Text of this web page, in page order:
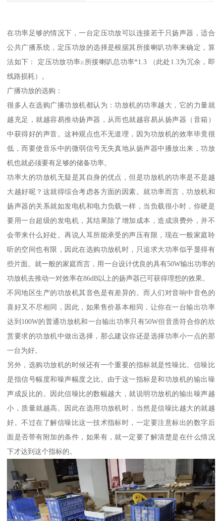
在功率足够的情况下，一台定压功放可以连接若干只扬声器，适合
公共广播系统，定压功放的选择是根据其所接喇叭功率来确定，算
法如下： 定压功放功率≥所接喇叭总功率*1.3 （此处1.3为冗余，即
线路损耗）。
广播功放的选购：
很多人在选购广播功放机都认为：功放机的功率越大，它的力量就
越充足，就越容易推动扬声器，从而也就越容易从扬声器（音箱）
中获得好的声音。这种观点也不无道理，因为功放机的效率毕竟很
低，而要使音乐中的微弱信号无失真地从扬声器中播放出来，功放
机也就必须要有足够的储备功率。
功率大的功放机无疑是其自身的优点，但是功放机的功率是不是越
大越好呢？这就得综合考虑各方面的因素。就功率而言，功放机和
扬声器的关系就如发电机和电力负载一样，当负载很小时，你硬是
要用一台超级的发电机，其结果除了增加成本，造成浪费外，并不
会带来什么好处。再说人耳所能承受的声压有限，现在一般家庭聆
听的空间也有限，因此在选购功放机时，只追求大功率似乎显得有
些片面。就一般的家庭而言，用一台设计优良的具有50W输出功率的
功放机去推动一对效率在86dB以上的扬声器已可获得理想的效果。
不同地区生产的功放机其音色是有差异的。而人们对音响中音色的
喜好又不尽相同，因此，如果售价基本相同，让你在一台输出功率
达到100W的普通功放机和一台输出功率只有50W但音质符合你的欣
赏要求的功放机中做出选择，那么建议你还是选择功率小一点的那
一台为好。
另外，选购功放机的时候还有一个重要的指标就是性噪比。信噪比
是指信号幅度和噪声幅度之比。由于这一指标是和功放机的输出噪
声成反比的。因此信噪比的数幅越大，就说明功放机的输出噪声越
小，质量就越高。因此在选用功放机时，当然是信噪比越大的就越
好。不过在了解信噪比这一技术指标时，一定要注意标出的数字后
面是否带有附加的条件，如果有，就一定要了解清楚是在什么情况
下才达到这个指标的。